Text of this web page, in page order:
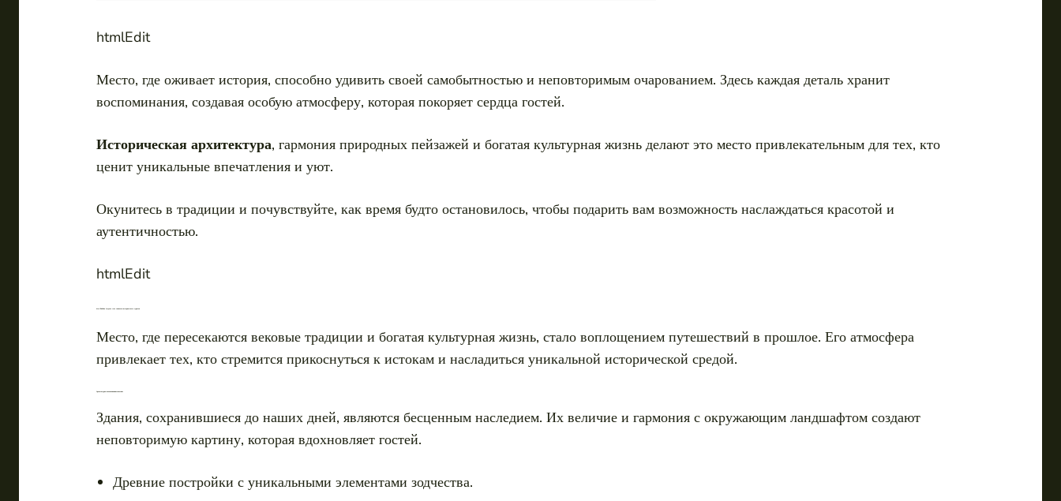
htmlEdit
Место, где оживает история, способно удивить своей самобытностью и неповторимым очарованием. Здесь каждая деталь хранит
воспоминания, создавая особую атмосферу, которая покоряет сердца гостей.
Историческая архитектура, гармония природных пейзажей и богатая культурная жизнь делают это место привлекательным для тех, кто
ценит уникальные впечатления и уют.
Окунитесь в традиции и почувствуйте, как время будто остановилось, чтобы подарить вам возможность наслаждаться красотой и
аутентичностью.
htmlEdit
htmlEditКак Суздаль стал символом исторического туризма
Место, где пересекаются вековые традиции и богатая культурная жизнь, стало воплощением путешествий в прошлое. Его атмосфера
привлекает тех, кто стремится прикоснуться к истокам и насладиться уникальной исторической средой.
Архитектурные памятники и их значение
Здания, сохранившиеся до наших дней, являются бесценным наследием. Их величие и гармония с окружающим ландшафтом создают
неповторимую картину, которая вдохновляет гостей.
Древние постройки с уникальными элементами зодчества.